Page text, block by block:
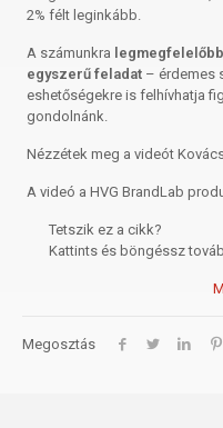
2% félt leginkább.
A számunkra
egyszerű feladat – érdemes
eshetőségekre is felhívhatja
gondolnánk.
Nézzétek meg a videót
A videó a HVG BrandLab
Tetszik ez a cikk?
Kattints és böngéssz
Megosztás